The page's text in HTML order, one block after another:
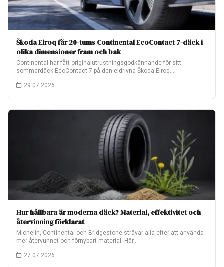
Škoda Elroq får 20-tums Continental EcoContact 7-däck i
olika dimensioner fram och bak
Continental har fått originalutrustningsgodkännande för sitt
sommardäck EcoContact 7 på den eldrivna Škoda Elroq.
29.07.2026
Hur hållbara är moderna däck? Material, effektivitet och
återvinning förklarat
Michelin, Continental och Bridgestone strävar alla efter att använda
mer återvunnet och förnybart material. Här…
27.07.2026